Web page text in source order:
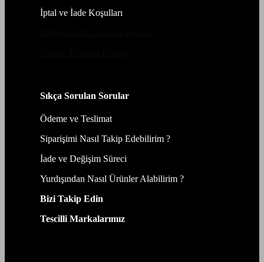
İptal ve İade Koşulları
Sıkça Sorulan Sorular
Ödeme ve Teslimat
Siparişimi Nasıl Takip Edebilirim ?
İade ve Değişim Süreci
Yurdışından Nasıl Ürünler Alabilirim ?
Bizi Takip Edin
Tescilli Markalarımız